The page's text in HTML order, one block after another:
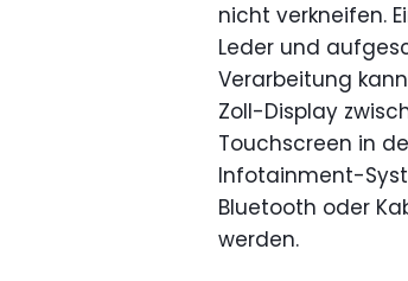
nicht verkneifen.
Leder und
Verarbeitung
Zoll-Display
Touchscreen in
Infotainment-
Bluetooth oder
werden.